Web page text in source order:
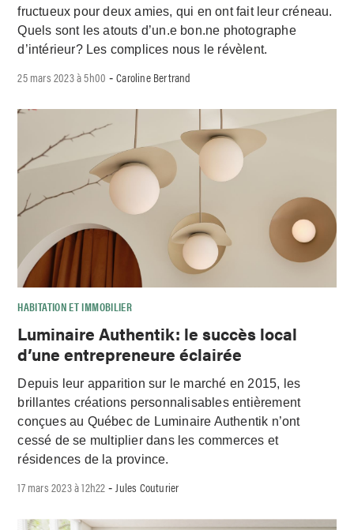
fructueux pour deux amies, qui en ont fait leur créneau.
Quels sont les atouts d’un.e bon.ne photographe
d’intérieur? Les complices nous le révèlent.
25 mars 2023 à 5h00 -Caroline Bertrand
HABITATION ET IMMOBILIER
Luminaire Authentik: le succès local
d’une entrepreneure éclairée
Depuis leur apparition sur le marché en 2015, les
brillantes créations personnalisables entièrement
conçues au Québec de Luminaire Authentik n’ont
cessé de se multiplier dans les commerces et
résidences de la province.
17 mars 2023 à 12h22 - Jules Couturier